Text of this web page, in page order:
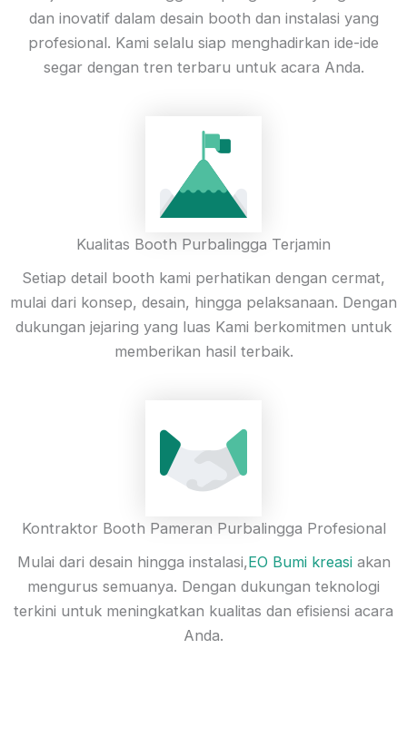
dan inovatif dalam desain booth dan instalasi yang
profesional. Kami selalu siap menghadirkan ide-ide
segar dengan tren terbaru untuk acara Anda.
Kualitas Booth Purbalingga Terjamin
Setiap detail booth kami perhatikan dengan cermat,
mulai dari konsep, desain, hingga pelaksanaan. Dengan
dukungan jejaring yang luas Kami berkomitmen untuk
memberikan hasil terbaik.
Kontraktor Booth Pameran Purbalingga Profesional
Mulai dari desain hingga instalasi,EO Bumi kreasiakan
mengurus semuanya. Dengan dukungan teknologi
terkini untuk meningkatkan kualitas dan efisiensi acara
Anda.